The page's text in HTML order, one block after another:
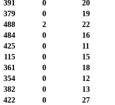
391 0
20
379 0
19
488 2
22
484 0
16
425 0
11
115 0
15
361 0
18
354 0
12
382 0
13
422 0
27